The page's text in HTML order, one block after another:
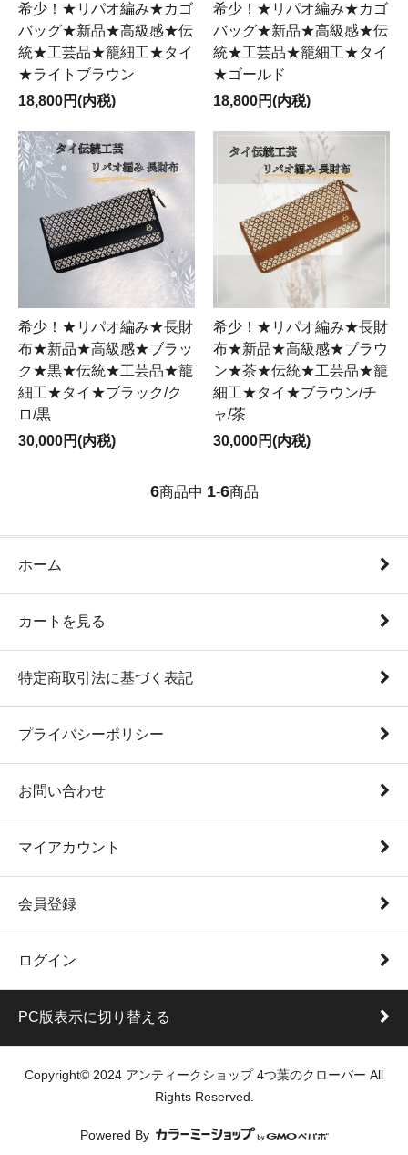
希少！★リパオ編み★カゴ
バッグ★新品★高級感★伝
統★工芸品★籠細工★タイ
★ライトブラウン
18,800円(内税)
希少！★リパオ編み★カゴ
バッグ★新品★高級感★伝
統★工芸品★籠細工★タイ
★ゴールド
18,800円(内税)
希少！★リパオ編み★長財
布★新品★高級感★ブラッ
ク★黒★伝統★工芸品★籠
細工★タイ★ブラック/ク
ロ/黒
30,000円(内税)
希少！★リパオ編み★長財
布★新品★高級感★ブラウ
ン★茶★伝統★工芸品★籠
細工★タイ★ブラウン/チ
ャ/茶
30,000円(内税)
6商品中 1-6商品
ホーム
カートを見る
特定商取引法に基づく表記
プライバシーポリシー
お問い合わせ
マイアカウント
会員登録
ログイン
PC版表示に切り替える
Copyright© 2024 アンティークショップ 4つ葉のクローバー All
Rights Reserved.
Powered By